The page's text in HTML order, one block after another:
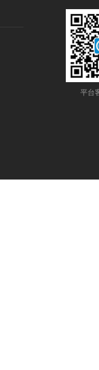
平台